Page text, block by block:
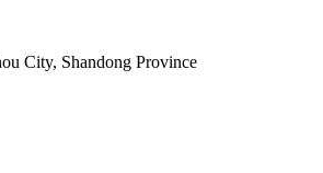
City, Shandong Province